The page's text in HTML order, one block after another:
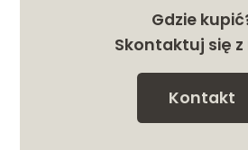
Gdzie
Skontaktuj się
Kontakt